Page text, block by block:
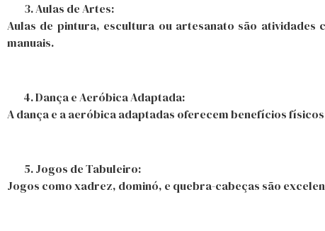
Aulas de Artes:
Aulas de pintura, escultura ou artesanato são
manuais.
Dança e Aeróbica Adaptada:
A dança e a aeróbica adaptadas oferecem benefícios
Jogos de Tabuleiro:
Jogos como xadrez, dominó, e quebra-cabeças são